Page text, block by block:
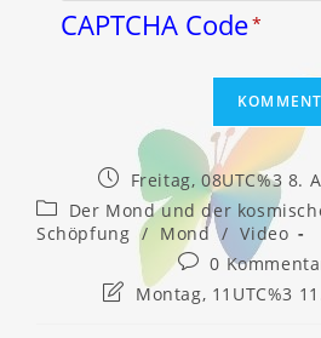
CAPTCHA Code*
Beitrag
veröffentlicht:
Freitag, 08UTC%3 8.
Beitrags-
Kategorie:
Der Mond und der
Schöpfung / Mond / Video
Beitrags-
Kommentare:
0
BeitragMontag, 11UTC%3